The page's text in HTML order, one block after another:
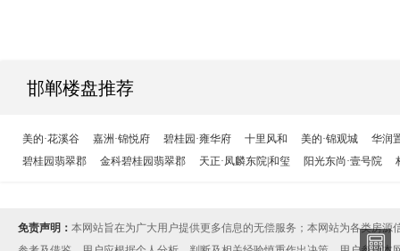
邯郸楼盘推荐
美的·花溪谷 嘉洲·锦悦府 碧桂园·雍华府 十里风和 美的·锦观城
华润
碧桂园翡翠郡
金科碧桂园翡翠郡 天正·凤麟东院|和玺 阳光东尚·壹号院
免责声明： 本网站旨在为广大用户提供更多信息的无偿服务；本网站为各类房